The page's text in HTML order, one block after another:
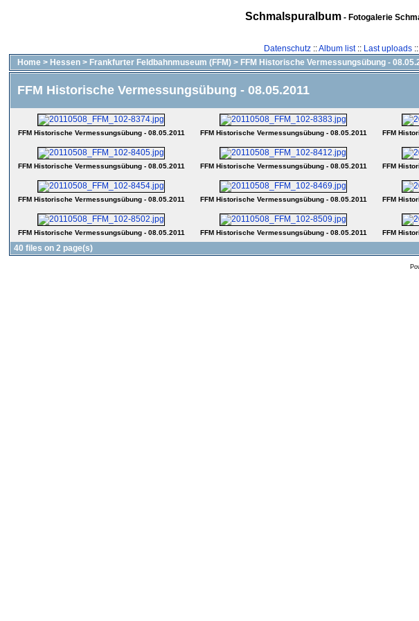
Schmalspuralbum- Fotogalerie
Datenschutz::Album list:: Last uploads::
Home > Hessen > Frankfurter Feldbahnmuseum (FFM) > FFM Historische Vermessungsübung -
FFM Historische Vermessungsübung - 08.05.2011
FFM Historische Vermessungsübung - 08.05.2011 FFM Historische Vermessungsübung - 08.05.2011 FFM
FFM Historische Vermessungsübung - 08.05.2011 FFM Historische Vermessungsübung - 08.05.2011 FFM
FFM Historische Vermessungsübung - 08.05.2011 FFM Historische Vermessungsübung - 08.05.2011 FFM
FFM Historische Vermessungsübung - 08.05.2011 FFM Historische Vermessungsübung - 08.05.2011 FFM
40 files on 2 page(s)